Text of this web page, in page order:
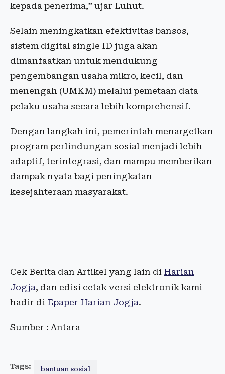
kepada penerima,” ujar Luhut.
Selain meningkatkan efektivitas bansos,
sistem digital single ID juga akan
dimanfaatkan untuk mendukung
pengembangan usaha mikro, kecil, dan
menengah (UMKM) melalui pemetaan data
pelaku usaha secara lebih komprehensif.
Dengan langkah ini, pemerintah menargetkan
program perlindungan sosial menjadi lebih
adaptif, terintegrasi, dan mampu memberikan
dampak nyata bagi peningkatan
kesejahteraan masyarakat.
Cek Berita dan Artikel yang lain di Harian
Jogja, dan edisi cetak versi elektronik kami
hadir di Epaper Harian Jogja.
Sumber : Antara
Tags: bantuan sosial